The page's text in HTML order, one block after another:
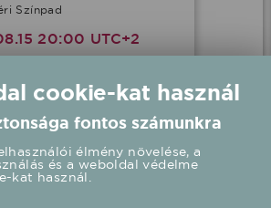
Színpad
20:00 UTC+2
Részletek
cookie-kat használ
fontos számunkra
élmény növelése, a
és a weboldal védelme
kat használ.